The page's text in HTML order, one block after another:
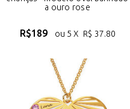
a ouro rose
R$189 ou 5 X R$ 37.80